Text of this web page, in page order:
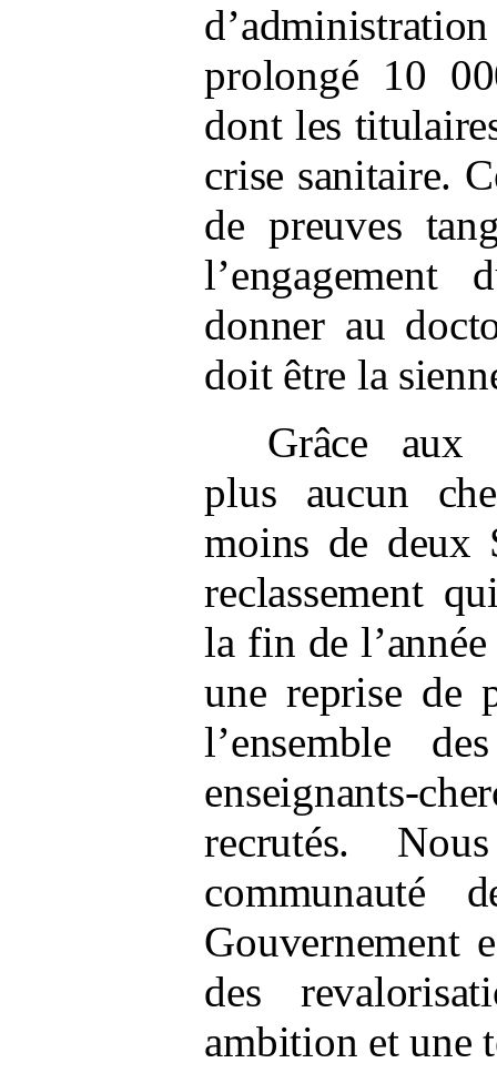
prolongé 10
dont les
crise sanitaire.
de preuves
l’engagement
donner au
doit être la
Grâce aux
plus aucun
moins de deux
reclassement
la fin de
une reprise de
l’ensemble
enseignants‑
recrutés.
communauté
Gouvernement
des
ambition et une